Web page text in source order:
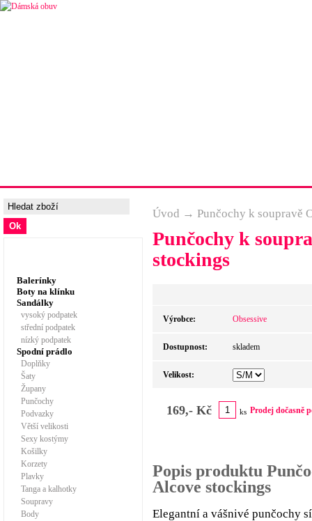
Balerínky
Boty na klínku
Sandálky
vysoký podpatek
střední podpatek
nízký podpatek
Spodní prádlo
Doplňky
Šaty
Župany
Punčochy
Podvazky
Větší velikosti
Sexy kostýmy
Košilky
Korzety
Plavky
Tanga a kalhotky
Soupravy
Body
Úvod → Punčochy k soupravě
Punčochy k
stockings
Výrobce: Obsessive
Dostupnost: skladem
Velikost:
169,- Kč ks Prodej dočasně
Popis produktu
Alcove stockings
Elegantní a vášnivé punčochy